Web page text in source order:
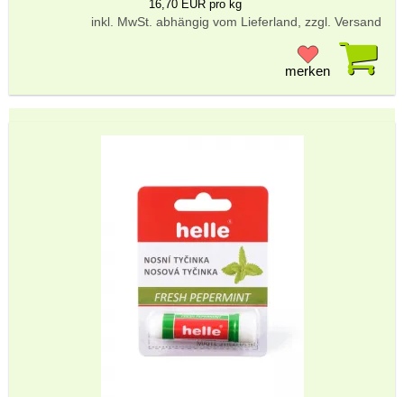
16,70 EUR pro kg
inkl. MwSt. abhängig vom Lieferland, zzgl. Versand
merken